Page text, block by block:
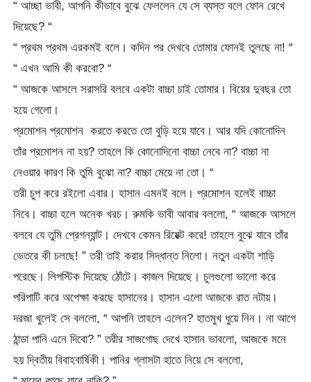
“ আচ্ছা ভাবী, আপনি কীভাবে বুঝে ফেললেন যে সে ব্যস্ত বলে ফোন রেখে
দিয়েছে? “
“ প্রথম প্রথম এরকমই বলে। কদিন পর দেখবে তোমার ফোনই তুলছে না! “
“ এখন আমি কী করবো? “
“ আজকে আসলে সরাসরি বলবে একটা বাচ্চা চাই তোমার। বিয়ের দুবছর তো
হয়ে গেলো।
প্রমোশন প্রমোশন করতে করতে তো বুড়ি হয়ে যাবে। আর যদি কোনোদিন
তাঁর প্রমোশন না হয়? তাহলে কি কোনোদিনো বাচ্চা নেবে না? বাচ্চা না
নেওয়ার কারণ কি তুমি বুঝো না? বাচ্চা মেয়ে না তো। “
তরী চুপ করে রইলো এবার। হাসান এমনই বলে। প্রমোশন হলেই বাচ্চা
নিবে। বাচ্চা হলে অনেক খরচ। রুমকি ভাবী আবার বললো, “ আজকে আসলে
বলবে যে তুমি প্রেগন্যান্ট। দেখবে কেমন রিয়েক্ট করে! তাহলে বুঝে যাবে তাঁর
ভেতরে কী চলছে! ” তরী তাই করার সিদ্ধান্ত নিলো। নতুন একটা শাড়ি
পরেছে। লিপস্টিক দিয়েছে ঠোঁটে। কাজল দিয়েছে। চুলগুলো ভালো করে
পরিপাটি করে অপেক্ষা করছে হাসানের। হাসান এলো আজকে রাত নটায়।
দরজা খুলেই সে বললো, “ আপনি তাহলে এলেন? হাতমুখ ধুয়ে নিন। না আগে
ঠান্ডা পানি এনে দিবো? ” তরীর সাজগোছ দেখে হাসান ভাবলো, আজকে মনে
হয় দ্বিতীয় বিবাহবার্ষিকী। পানির গ্লাসটা হাতে নিয়ে সে বললো,